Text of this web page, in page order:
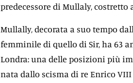
predecessore di Mullaly,
Mullally, decorata a suo tempo
femminile di quello di Sir, ha 63
Londra: una delle posizioni più
nata dallo scisma di re Enrico